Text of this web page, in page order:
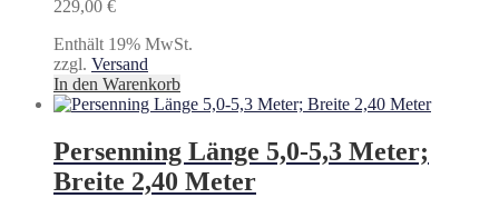
229,00 €
Enthält 19% MwSt.
zzgl. Versand
In den Warenkorb
Persenning Länge 5,0-5,3 Meter;
Breite 2,40 Meter